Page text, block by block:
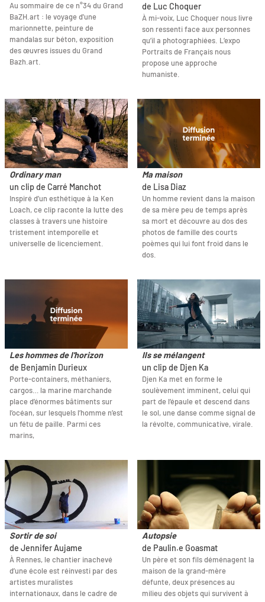
Au sommaire de ce n°34 du Grand
BaZH.art : le voyage d'une
marionnette, peinture de
mandalas sur béton, exposition
des œuvres issues du Grand
Bazh.art.
de Luc Choquer
À mi-voix, Luc Choquer nous livre
son ressenti face aux personnes
qu’il a photographiées. L’expo
Portraits de Français nous
propose une approche
humaniste.
Ordinary man
un clip de Carré Manchot
Inspiré d’un esthétique à la Ken
Loach, ce clip raconte la lutte des
classes à travers une histoire
tristement intemporelle et
universelle de licenciement.
Ma maison
de Lisa Diaz
Un homme revient dans la maison
de sa mère peu de temps après
sa mort et découvre au dos des
photos de famille des courts
poèmes qui lui font froid dans le
dos.
Les hommes de l'horizon
de Benjamin Durieux
Porte-containers, méthaniers,
cargos… la marine marchande
place d’énormes bâtiments sur
l’océan, sur lesquels l’homme n’est
un fétu de paille. Parmi ces
marins,
Ils se mélangent
un clip de Djen Ka
Djen Ka met en forme le
soulèvement imminent, celui qui
part de l’épaule et descend dans
le sol, une danse comme signal de
la révolte, communicative, virale.
Sortir de soi
de Jennifer Aujame
À Rennes, le chantier inachevé
d’une école est réinvesti par des
artistes muralistes
internationaux, dans le cadre de
Autopsie
de Paulin.e Goasmat
Un père et son fils déménagent la
maison de la grand-mère
défunte, deux présences au
milieu des objets qui survivent à